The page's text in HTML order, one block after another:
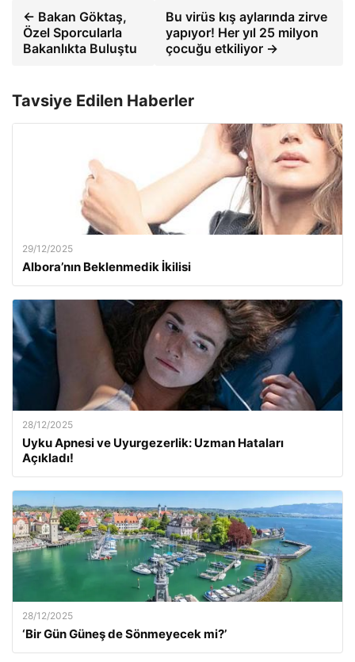
← Bakan Göktaş,
Özel Sporcularla
Bakanlıkta Buluştu
Bu virüs kış aylarında zirve
yapıyor! Her yıl 25 milyon
çocuğu etkiliyor →
Tavsiye Edilen Haberler
29/12/2025
Albora’nın Beklenmedik İkilisi
28/12/2025
Uyku Apnesi ve Uyurgezerlik: Uzman Hataları
Açıkladı!
28/12/2025
‘Bir Gün Güneş de Sönmeyecek mi?’